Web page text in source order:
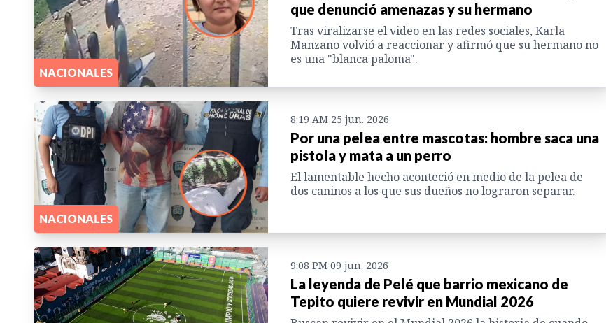
NACIONALES
que denunció amenazas y su hermano
Tras viralizarse el video en las redes sociales, Karla
Manzano volvió a reaccionar y afirmó que su hermano no
es una "blanca paloma".
NACIONALES
8:19 AM 25 jun. 2026
Por una pelea entre mascotas: hombre saca una
pistola y mata a un perro
El lamentable hecho aconteció en medio de la pelea de
dos caninos a los que sus dueños no lograron separar.
9:08 PM 09 jun. 2026
La leyenda de Pelé que barrio mexicano de
Tepito quiere revivir en Mundial 2026